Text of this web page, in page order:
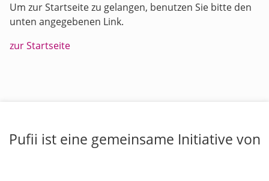
Um zur Startseite zu gelangen, benutzen Sie bitte den
unten angegebenen Link.
zur Startseite
Pufii ist eine gemeinsame Initiative von